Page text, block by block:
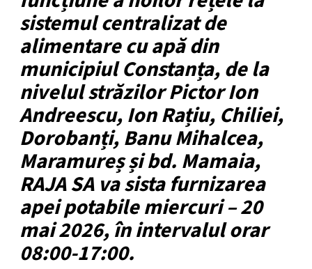
sistemul centralizat de
alimentare cu apă din
municipiul Constanța, de la
nivelul străzilor Pictor Ion
Andreescu, Ion Rațiu, Chiliei,
Dorobanți, Banu Mihalcea,
Maramureș și bd. Mamaia,
RAJA SA va sista furnizarea
apei potabile miercuri – 20
mai 2026, în intervalul orar
08:00-17:00.